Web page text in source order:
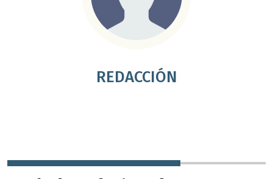
REDACCIÓN